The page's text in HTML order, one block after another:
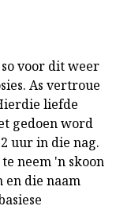
voor dit weer
As vertroue
liefde
gedoen word
uur in die nag.
neem 'n skoon
en die naam